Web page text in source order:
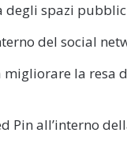
degli spazi
del social
la resa
Pin all’interno